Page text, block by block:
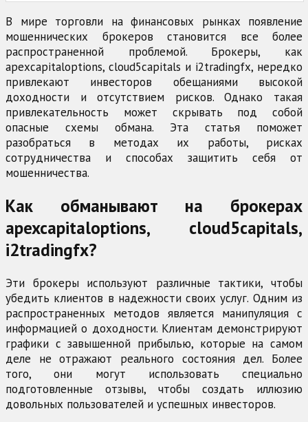
В мире торговли на финансовых рынках появление
мошеннических брокеров становится все более
распространенной проблемой. Брокеры, как
apexcapitaloptions, cloud5capitals и i2tradingfx, нередко
привлекают инвесторов обещаниями высокой
доходности и отсутствием рисков. Однако такая
привлекательность может скрывать под собой
опасные схемы обмана. Эта статья поможет
разобраться в методах их работы, рисках
сотрудничества и способах защитить себя от
мошенничества.
Как обманывают на брокерах
apexcapitaloptions, cloud5capitals,
i2tradingfx?
Эти брокеры используют различные тактики, чтобы
убедить клиентов в надежности своих услуг. Одним из
распространенных методов является манипуляция с
информацией о доходности. Клиентам демонстрируют
графики с завышенной прибылью, которые на самом
деле не отражают реального состояния дел. Более
того, они могут использовать специально
подготовленные отзывы, чтобы создать иллюзию
довольных пользователей и успешных инвесторов.